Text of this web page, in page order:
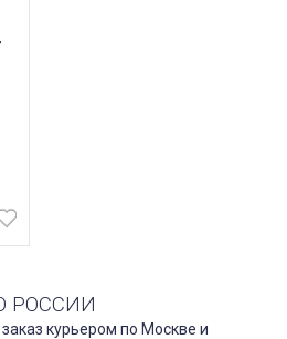
РОССИИ
курьером по Москве и